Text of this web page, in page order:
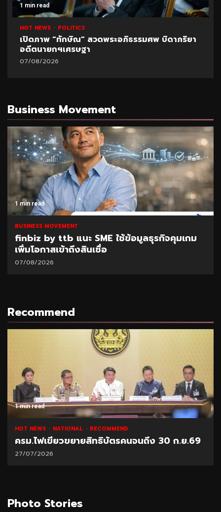
1 min read
HOT NEWS POLITICS
เปิดภาพ “ทักษิณ” สวดพระอภิธรรมศพ บิดาภริยา
อดีตนายกฯเศรษฐา
07/08/2026
Business Movement
1 min read
BUSINESS MOVEMENT
finbiz by ttb แนะ SME ใช้ข้อมูลธุรกิจคุมเกม
เพิ่มโอกาสเข้าถึงสินเชื่อ
07/08/2026
Recommend
1 min read
HOT NEWS NATIONAL RECOMMEND
ครม.ไฟเขียวขยายสิทธิบัตรคนจนถึง 30 ก.ย.69
27/07/2026
Photo Stories